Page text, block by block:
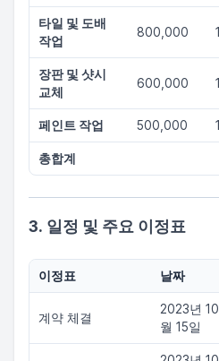
타일 및 도배
작업
800,000 1
장판 및 샷시
교체
600,000 1
페인트 작업 500,000 1
총합계
3. 일정 및 주요 이정표
이정표 날짜
계약 체결
2023년 10
월 15일